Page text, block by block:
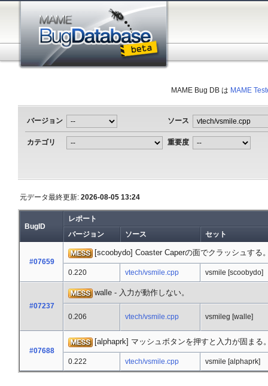
MAME Bug DB は MAME
バージョン ソース
カテゴリ 重要度
元データ最終更新: 2026-08-05 13:24
BugID
レポート
バージョン
ソース セット
#07659
[scoobydo] Coaster Caperの面でクラッシュする
0.220 vtech/vsmile.cpp vsmile [scoobydo]
#07237
walle - 入力が動作しない。
0.206 vtech/vsmile.cpp vsmileg [walle]
#07688
[alphaprk] マッシュボタンを押すと入力が固まる
0.222 vtech/vsmile.cpp vsmile [alphaprk]